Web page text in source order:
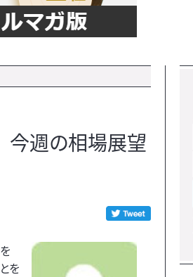
今週の相場展望
を